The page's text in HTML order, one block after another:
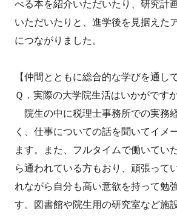
べる本を紹介いただいたり、研究計
いただいたりと、進学後を見据えた
につながりました。
【仲間とともに総合的な学びを通し
Ｑ．実際の大学院生活はいかがです
院生の中に税理士事務所での実務
く、仕事についての話を聞いてイメ
ます。また、フルタイムで働いてい
ら通われている方もおり、頑張って
れながら自分も高い意欲を持って勉
す。図書館や院生用の研究室など施